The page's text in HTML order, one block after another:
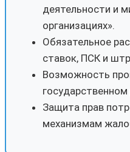
деятельности и
организациях».
Обязательное
ставок, ПСК и
Возможность
государственном
Защита прав
механизмам